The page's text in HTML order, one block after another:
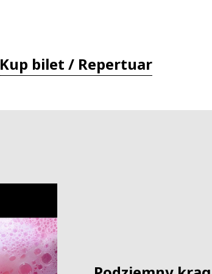
Kup bilet / Repertuar